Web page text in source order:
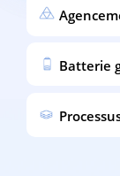
Batterie